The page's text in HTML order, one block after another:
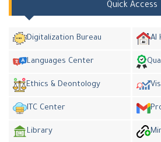
Quick Access
Digitalization Bureau AI
Languages Center
Ethics & Deontology
ITC Center
Library